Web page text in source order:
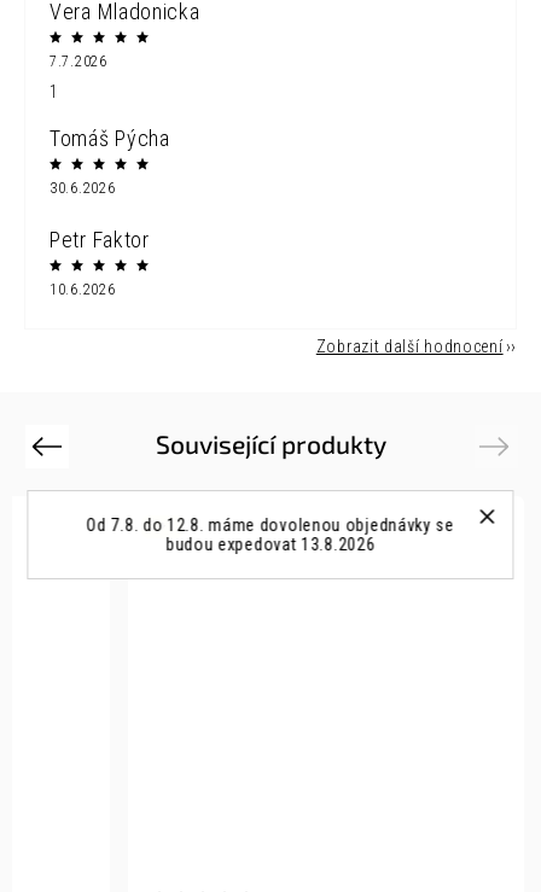
Od 7.8. do 12.8. máme dovolenou objednávky se
budou expedovat 13.8.2026
Vera Mladonicka
7.7.2026
1
Tomáš Pýcha
30.6.2026
Petr Faktor
10.6.2026
Zobrazit další hodnocení
Související produkty
Previous
3 + 1
Next